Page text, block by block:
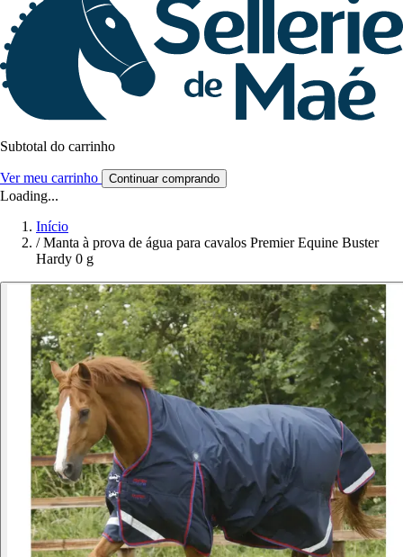
Subtotal do carrinho
Ver meu carrinho Continuar comprando
Loading...
Início
/ Manta à prova de água para cavalos Premier Equine Buster
Hardy 0 g